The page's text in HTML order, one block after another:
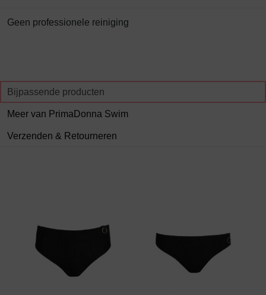
Geen professionele reiniging
Bijpassende producten
Meer van PrimaDonna Swim
Verzenden & Retourneren